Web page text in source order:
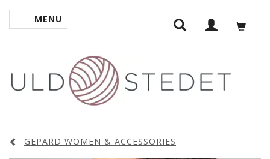
TOGGLE NAVIGATION
MENU
GEPARD WOMEN & ACCESSORIES